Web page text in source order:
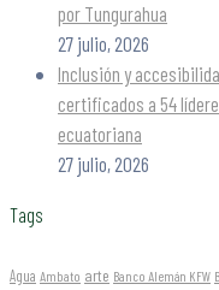
por Tungurahua
27 julio, 2026
Inclusión y
certificados a 54
ecuatoriana
27 julio, 2026
Tags
Agua Ambato arte Banco Alemán KFW